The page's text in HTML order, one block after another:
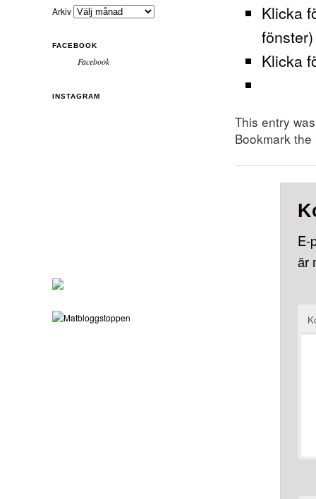
Klicka
fönster)
Klicka
This entry
Bookmark the
E-
är
Arkiv
FACEBOOK
Facebook
INSTAGRAM